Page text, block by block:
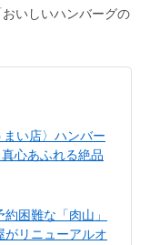
いしいハンバーグの
まい店〉ハンバー
心あふれる絶品
困難な「肉山」
がリニューアルオ